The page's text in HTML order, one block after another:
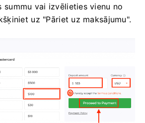
summu vai izvēlieties vienu no
uz "Pāriet uz maksājumu".